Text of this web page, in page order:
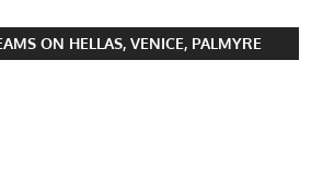
ON HELLAS, VENICE, PALMYRE